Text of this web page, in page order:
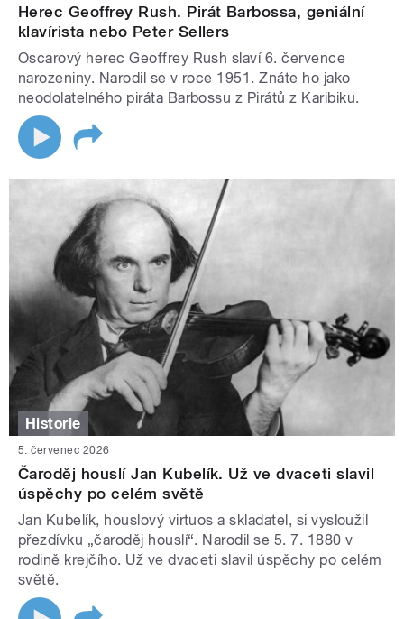
Herec Geoffrey Rush. Pirát Barbossa, geniální
klavírista nebo Peter Sellers
Oscarový herec Geoffrey Rush slaví 6. července
narozeniny. Narodil se v roce 1951. Znáte ho jako
neodolatelného piráta Barbossu z Pirátů z Karibiku.
Historie
5. červenec 2026
Čaroděj houslí Jan Kubelík. Už ve dvaceti slavil
úspěchy po celém světě
Jan Kubelík, houslový virtuos a skladatel, si vysloužil
přezdívku „čaroděj houslí“. Narodil se 5. 7. 1880 v
rodině krejčího. Už ve dvaceti slavil úspěchy po celém
světě.